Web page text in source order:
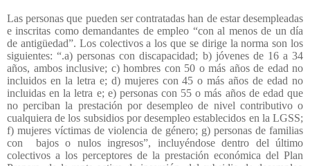
Las personas que pueden ser contratadas han de estar desempleadas
e inscritas como demandantes de empleo “con al menos de un día
de antigüedad”. Los colectivos a los que se dirige la norma son los
siguientes: “.a) personas con discapacidad; b) jóvenes de 16 a 34
años, ambos inclusive; c) hombres con 50 o más años de edad no
incluidos en la letra e; d) mujeres con 45 o más años de edad no
incluidas en la letra e; e) personas con 55 o más años de edad que
no perciban la prestación por desempleo de nivel contributivo o
cualquiera de los subsidios por desempleo establecidos en la LGSS;
f) mujeres víctimas de violencia de género; g) personas de familias
con
bajos o nulos ingresos”, incluyéndose dentro del último
colectivos a los perceptores de la prestación económica del Plan